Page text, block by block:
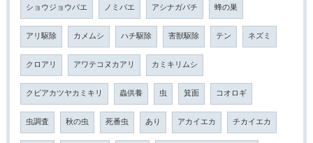
ショウジョウバエ ノミバエ アシナガバチ 蜂の巣
アリ駆除 カメムシ ハチ駆除 害獣駆除 テン ネズミ
クロアリ アワテコヌカアリ カミキリムシ
クビアカツヤカミキリ 蟲供養 虫 箕面 コオロギ
虫調査 秋の虫 死番虫 あり アカイエカ チカイエカ